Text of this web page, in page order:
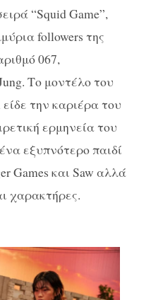
“Squid Game”,
followers της
067,
Το μοντέλο του
την καριέρα του
ερμηνεία του
εξυπνότερο παιδί
Games και Saw αλλά
χαρακτήρες.